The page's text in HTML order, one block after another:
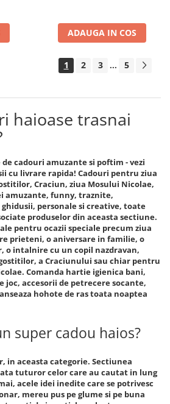
ADAUGA IN COS
1 2 3 ... 5
haioase trasnai
cadouri amuzante si poftim - vezi
cu livrare rapida! Cadouri pentru ziua
Craciun, ziua Mosului Nicolae,
amuzante, funny, traznite,
personale si creative, toate
produselor din aceasta sectiune.
pentru ocazii speciale precum ziua
prieteni, o aniversare in familie, o
o intalnire cu un copil nazdravan,
a Craciunului sau chiar pentru
Comanda hartie igienica bani,
joc, accesorii de petrecere socante,
hohote de ras toata noaptea
super cadou haios?
in aceasta categorie. Sectiunea
tuturor celor care au cautat in lung
acele idei inedite care se potrivesc
mereu pus pe glume si pe buna